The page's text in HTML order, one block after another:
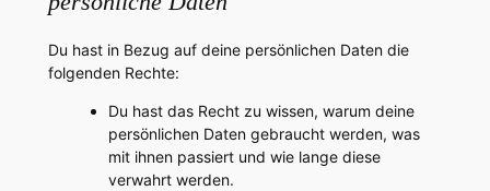
Du hast in Bezug auf deine persönlichen Daten die
folgenden Rechte:
Du hast das Recht zu wissen, warum deine
persönlichen Daten gebraucht werden, was
mit ihnen passiert und wie lange diese
verwahrt werden.